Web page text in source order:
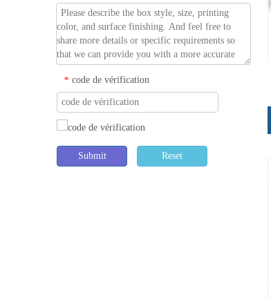
* code de vérification
Submit Reset